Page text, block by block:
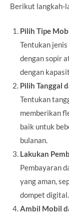
Berikut langkah-
Pilih Tipe
Tentukan
dengan sopir
dengan
Pilih Tanggal
Tentukan
memberikan
baik untuk
bulanan.
Lakukan
Pembayaran
yang aman,
dompet digital.
Ambil Mobil